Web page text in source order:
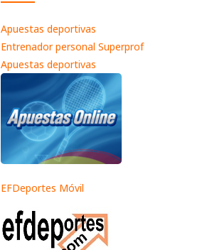
Apuestas deportivas
Entrenador personal Superprof
Apuestas deportivas
EFDeportes Móvil